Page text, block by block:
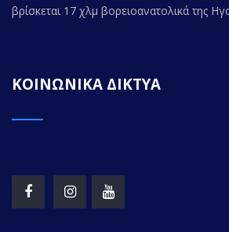
βρίσκεται 17 χλμ βορειοανατολικά της
ΚΟΙΝΩΝΙΚΑ ΔΙΚΤΥΑ